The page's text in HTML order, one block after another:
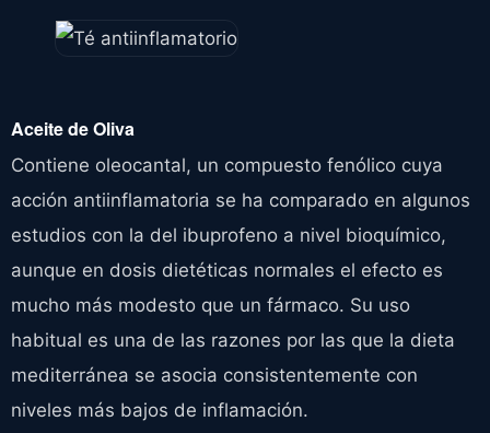
Aceite de Oliva
Contiene oleocantal, un compuesto fenólico cuya
acción antiinflamatoria se ha comparado en algunos
estudios con la del ibuprofeno a nivel bioquímico,
aunque en dosis dietéticas normales el efecto es
mucho más modesto que un fármaco. Su uso
habitual es una de las razones por las que la dieta
mediterránea se asocia consistentemente con
niveles más bajos de inflamación.